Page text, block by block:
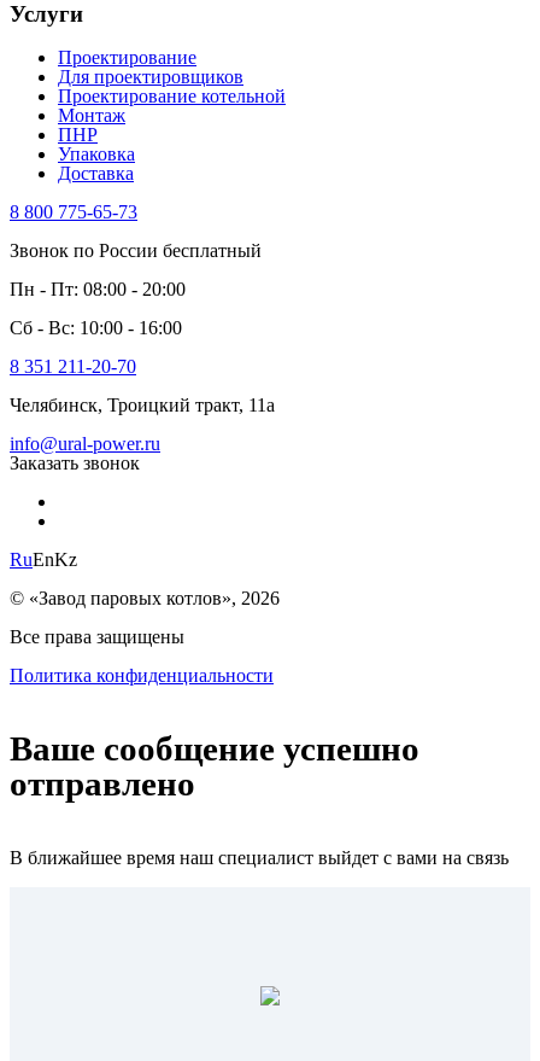
Услуги
Проектирование
Для проектировщиков
Проектирование котельной
Монтаж
ПНР
Упаковка
Доставка
8 800 775-65-73
Звонок по России бесплатный
Пн - Пт: 08:00 - 20:00
Сб - Вс: 10:00 - 16:00
8 351 211-20-70
Челябинск, Троицкий тракт, 11а
info@ural-power.ru
Заказать звонок
RuEnKz
© «Завод паровых котлов», 2026
Все права защищены
Политика конфиденциальности
Ваше сообщение успешно
отправлено
В ближайшее время наш специалист выйдет с вами на связь